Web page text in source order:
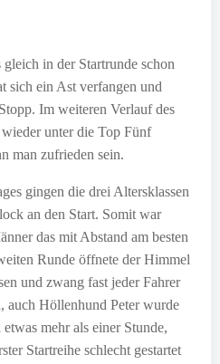
in der Startrunde schon
sich ein Ast verfangen und
Im weiteren Verlauf des
unter die Top Fünf
man zufrieden sein.
gingen die drei Altersklassen
an den Start. Somit war
das mit Abstand am besten
Runde öffnete der Himmel
und zwang fast jeder Fahrer
auch Höllenhund Peter wurde
mehr als einer Stunde,
Startreihe schlecht gestartet